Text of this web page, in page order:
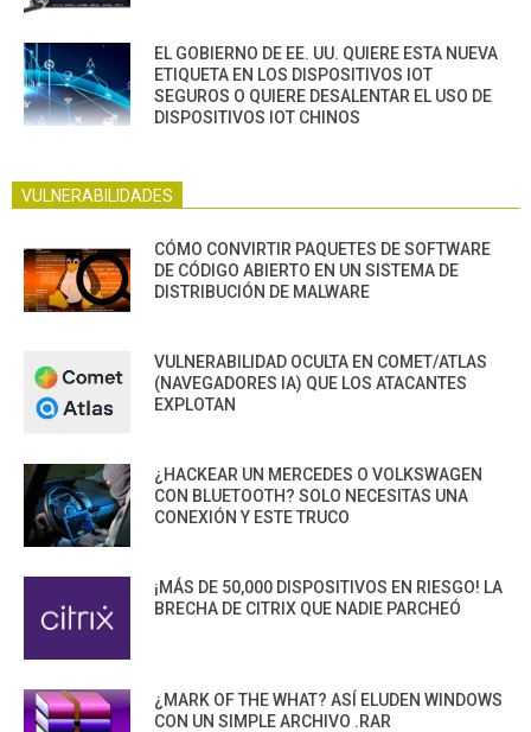
EL GOBIERNO DE EE. UU. QUIERE ESTA NUEVA
ETIQUETA EN LOS DISPOSITIVOS IOT
SEGUROS O QUIERE DESALENTAR EL USO DE
DISPOSITIVOS IOT CHINOS
VULNERABILIDADES
CÓMO CONVIRTIR PAQUETES DE SOFTWARE
DE CÓDIGO ABIERTO EN UN SISTEMA DE
DISTRIBUCIÓN DE MALWARE
VULNERABILIDAD OCULTA EN COMET/ATLAS
(NAVEGADORES IA) QUE LOS ATACANTES
EXPLOTAN
¿HACKEAR UN MERCEDES O VOLKSWAGEN
CON BLUETOOTH? SOLO NECESITAS UNA
CONEXIÓN Y ESTE TRUCO
¡MÁS DE 50,000 DISPOSITIVOS EN RIESGO! LA
BRECHA DE CITRIX QUE NADIE PARCHEÓ
¿MARK OF THE WHAT? ASÍ ELUDEN WINDOWS
CON UN SIMPLE ARCHIVO .RAR